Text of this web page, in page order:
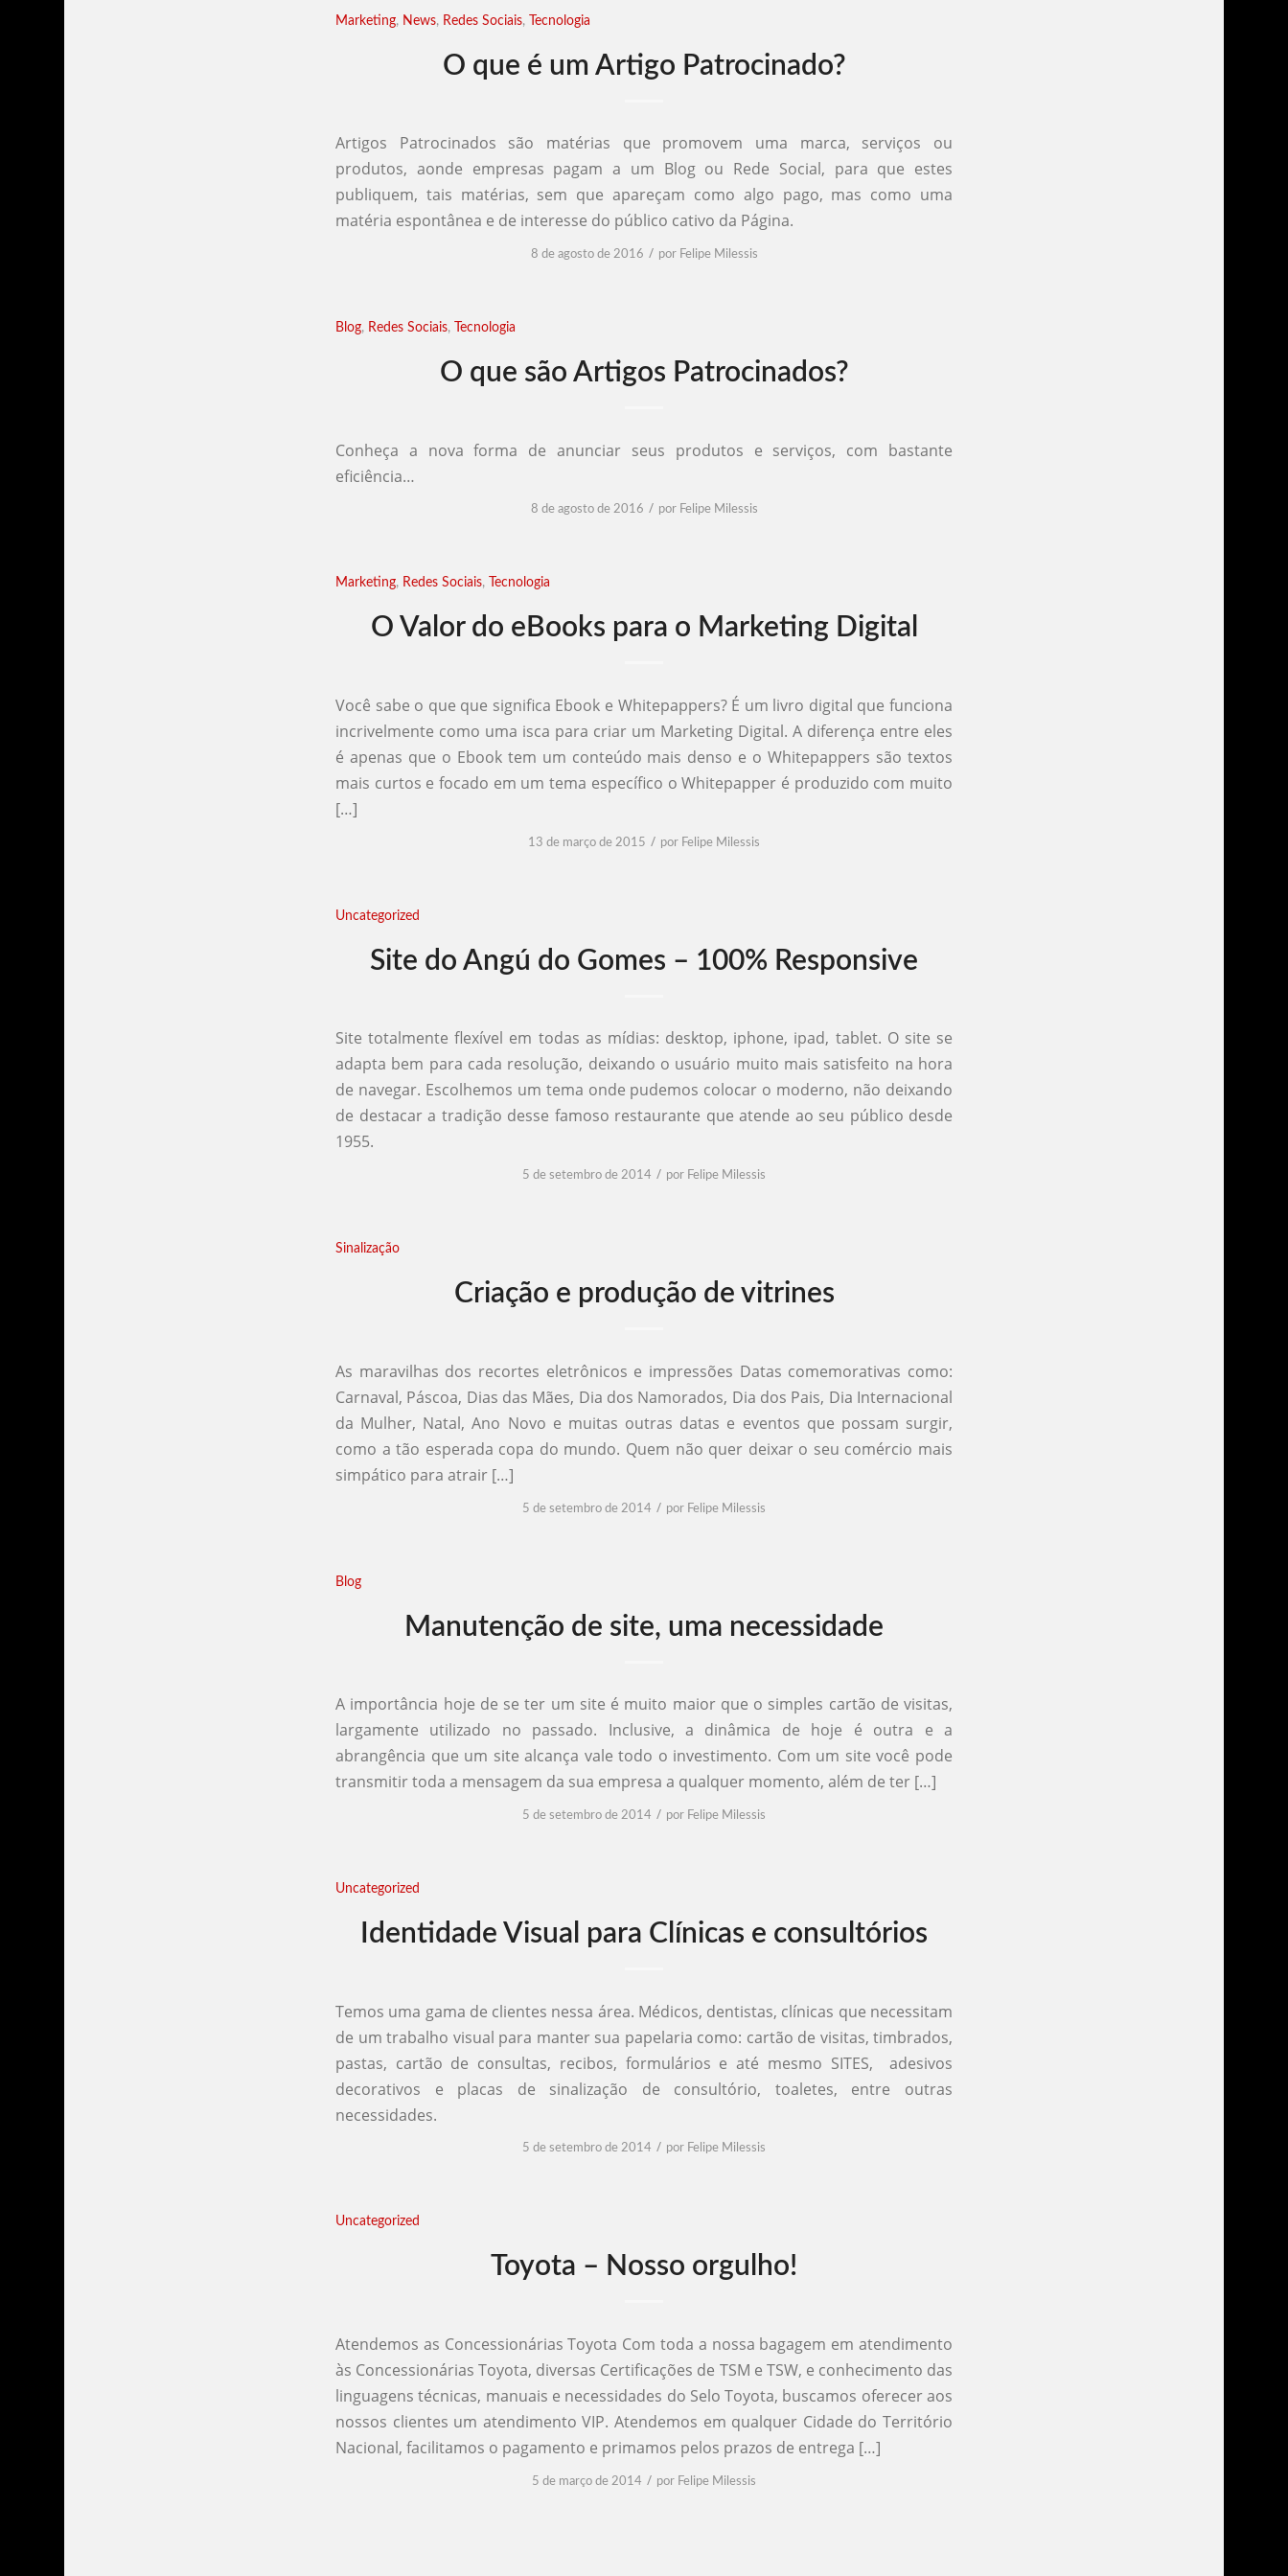
Marketing, News, Redes Sociais, Tecnologia
O que é um Artigo Patrocinado?
Artigos Patrocinados são matérias que promovem uma marca, serviços ou
produtos, aonde empresas pagam a um Blog ou Rede Social, para que estes
publiquem, tais matérias, sem que apareçam como algo pago, mas como uma
matéria espontânea e de interesse do público cativo da Página.
8 de agosto de 2016 / por Felipe Milessis
Blog, Redes Sociais, Tecnologia
O que são Artigos Patrocinados?
Conheça a nova forma de anunciar seus produtos e serviços, com bastante
eficiência…
8 de agosto de 2016 / por Felipe Milessis
Marketing, Redes Sociais, Tecnologia
O Valor do eBooks para o Marketing Digital
Você sabe o que que significa Ebook e Whitepappers? É um livro digital que funciona
incrivelmente como uma isca para criar um Marketing Digital. A diferença entre eles
é apenas que o Ebook tem um conteúdo mais denso e o Whitepappers são textos
mais curtos e focado em um tema específico o Whitepapper é produzido com muito
[…]
13 de março de 2015 / por Felipe Milessis
Uncategorized
Site do Angú do Gomes – 100% Responsive
Site totalmente flexível em todas as mídias: desktop, iphone, ipad, tablet. O site se
adapta bem para cada resolução, deixando o usuário muito mais satisfeito na hora
de navegar. Escolhemos um tema onde pudemos colocar o moderno, não deixando
de destacar a tradição desse famoso restaurante que atende ao seu público desde
1955.
5 de setembro de 2014 / por Felipe Milessis
Sinalização
Criação e produção de vitrines
As maravilhas dos recortes eletrônicos e impressões Datas comemorativas como:
Carnaval, Páscoa, Dias das Mães, Dia dos Namorados, Dia dos Pais, Dia Internacional
da Mulher, Natal, Ano Novo e muitas outras datas e eventos que possam surgir,
como a tão esperada copa do mundo. Quem não quer deixar o seu comércio mais
simpático para atrair […]
5 de setembro de 2014 / por Felipe Milessis
Blog
Manutenção de site, uma necessidade
A importância hoje de se ter um site é muito maior que o simples cartão de visitas,
largamente utilizado no passado. Inclusive, a dinâmica de hoje é outra e a
abrangência que um site alcança vale todo o investimento. Com um site você pode
transmitir toda a mensagem da sua empresa a qualquer momento, além de ter […]
5 de setembro de 2014 / por Felipe Milessis
Uncategorized
Identidade Visual para Clínicas e consultórios
Temos uma gama de clientes nessa área. Médicos, dentistas, clínicas que necessitam
de um trabalho visual para manter sua papelaria como: cartão de visitas, timbrados,
pastas, cartão de consultas, recibos, formulários e até mesmo SITES, adesivos
decorativos e placas de sinalização de consultório, toaletes, entre outras
necessidades.
5 de setembro de 2014 / por Felipe Milessis
Uncategorized
Toyota – Nosso orgulho!
Atendemos as Concessionárias Toyota Com toda a nossa bagagem em atendimento
às Concessionárias Toyota, diversas Certificações de TSM e TSW, e conhecimento das
linguagens técnicas, manuais e necessidades do Selo Toyota, buscamos oferecer aos
nossos clientes um atendimento VIP. Atendemos em qualquer Cidade do Território
Nacional, facilitamos o pagamento e primamos pelos prazos de entrega […]
5 de março de 2014 / por Felipe Milessis